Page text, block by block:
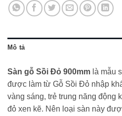
Mô tả
Sàn gỗ Sồi Đỏ 900mm là mẫu
được làm từ Gỗ Sồi Đỏ nhập
vàng sáng, trẻ trung năng động
đỏ xen kẽ. Nên loại sàn này